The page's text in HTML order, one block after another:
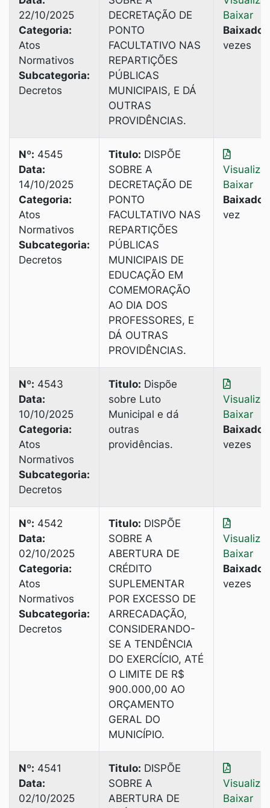
22/10/2025
Categoria:
Atos
Normativos
Subcategoria:
Decretos
DECRETAÇÃO DE
PONTO
FACULTATIVO NAS
REPARTIÇÕES
PÚBLICAS
MUNICIPAIS, E DÁ
OUTRAS
PROVIDÊNCIAS.
Baixar
Baixado:
vezes
Nº: 4545
Data:
14/10/2025
Categoria:
Atos
Normativos
Subcategoria:
Decretos
Titulo: DISPÕE
SOBRE A
DECRETAÇÃO DE
PONTO
FACULTATIVO NAS
REPARTIÇÕES
PÚBLICAS
MUNICIPAIS DE
EDUCAÇÃO EM
COMEMORAÇÃO
AO DIA DOS
PROFESSORES, E
DÁ OUTRAS
PROVIDÊNCIAS.
Baixar
Baixado:
vez
Nº: 4543
Data:
10/10/2025
Categoria:
Atos
Normativos
Subcategoria:
Decretos
Titulo: Dispõe
sobre Luto
Municipal e dá
outras
providências.
Baixar
Baixado:
vezes
Nº: 4542
Data:
02/10/2025
Categoria:
Atos
Normativos
Subcategoria:
Decretos
Titulo: DISPÕE
SOBRE A
ABERTURA DE
CRÉDITO
SUPLEMENTAR
POR EXCESSO DE
ARRECADAÇÃO,
CONSIDERANDO-
SE A TENDÊNCIA
DO EXERCÍCIO, ATÉ
O LIMITE DE R$
900.000,00 AO
ORÇAMENTO
GERAL DO
MUNICÍPIO.
Baixar
Baixado:
vezes
Nº: 4541
Data:
02/10/2025
Titulo: DISPÕE
SOBRE A
ABERTURA DE
Baixar